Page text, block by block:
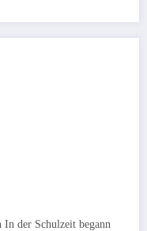
In der Schulzeit begann